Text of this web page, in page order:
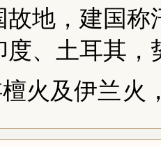
故地，建国
度、土耳其
火及伊兰 火